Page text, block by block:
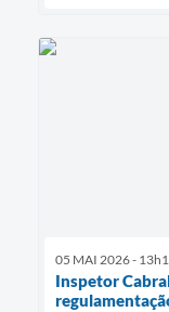
05 MAI 2026 -
Inspetor